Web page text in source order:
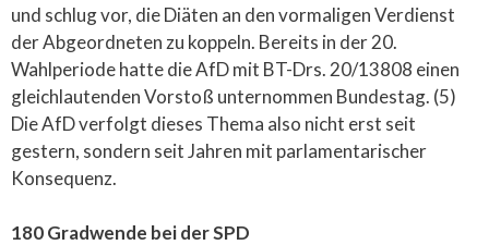
und schlug vor, die Diäten an den vormaligen Verdienst
der Abgeordneten zu koppeln. Bereits in der 20.
Wahlperiode hatte die AfD mit BT-Drs. 20/13808 einen
gleichlautenden Vorstoß unternommen Bundestag. (5)
Die AfD verfolgt dieses Thema also nicht erst seit
gestern, sondern seit Jahren mit parlamentarischer
Konsequenz.
180 Gradwende bei der SPD